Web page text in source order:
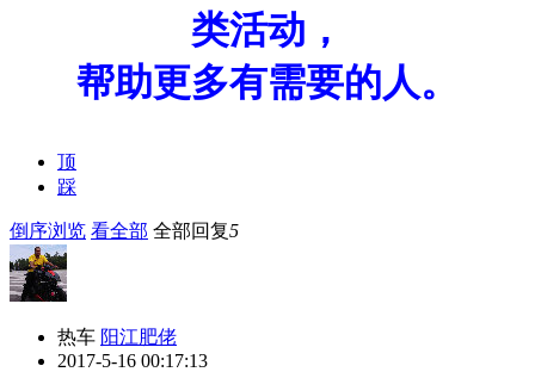
类活动，
帮助更多有需要的人。
顶
踩
倒序浏览 看全部 全部回复5
热车 阳江肥佬
2017-5-16 00:17:13